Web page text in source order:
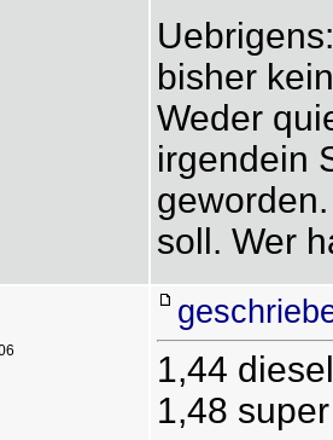
bisher
Weder
irgendein
soll. Wer
1,44 diesel
1,48 super